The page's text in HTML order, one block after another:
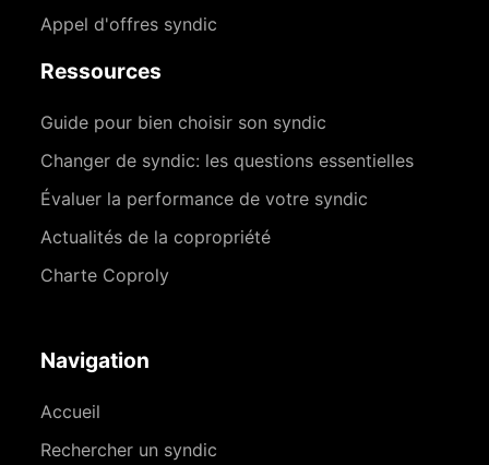
Appel d'offres syndic
Ressources
Guide pour bien choisir son syndic
Changer de syndic: les questions essentielles
Évaluer la performance de votre syndic
Actualités de la copropriété
Charte Coproly
Navigation
Accueil
Rechercher un syndic